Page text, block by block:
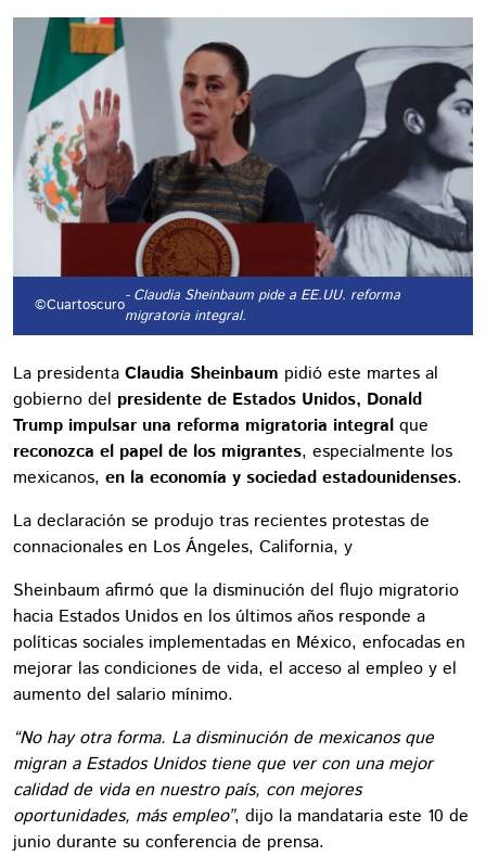
©Cuartoscuro- Claudia Sheinbaum pide a EE.UU. reforma
migratoria integral.
La presidenta Claudia Sheinbaum pidió este martes al
gobierno del presidente de Estados Unidos, Donald
Trump impulsar una reforma migratoria integral que
reconozca el papel de los migrantes, especialmente los
mexicanos, en la economía y sociedad estadounidenses.
La declaración se produjo tras recientes protestas de
connacionales en Los Ángeles, California, y
Sheinbaum afirmó que la disminución del flujo migratorio
hacia Estados Unidos en los últimos años responde a
políticas sociales implementadas en México, enfocadas en
mejorar las condiciones de vida, el acceso al empleo y el
aumento del salario mínimo.
“No hay otra forma. La disminución de mexicanos que
migran a Estados Unidos tiene que ver con una mejor
calidad de vida en nuestro país, con mejores
oportunidades, más empleo”, dijo la mandataria este 10 de
junio durante su conferencia de prensa.